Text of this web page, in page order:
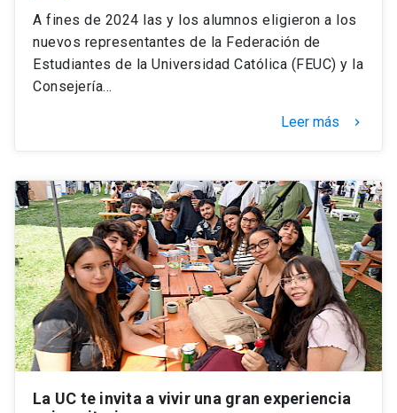
A fines de 2024 las y los alumnos eligieron a los
nuevos representantes de la Federación de
Estudiantes de la Universidad Católica (FEUC) y la
Consejería…
Leer más keyboard_arrow_right
La UC te invita a vivir una gran experiencia